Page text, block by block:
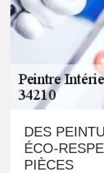
DES
ÉCO-
PIÈCES